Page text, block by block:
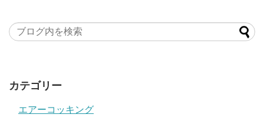
カテゴリー
エアーコッキング